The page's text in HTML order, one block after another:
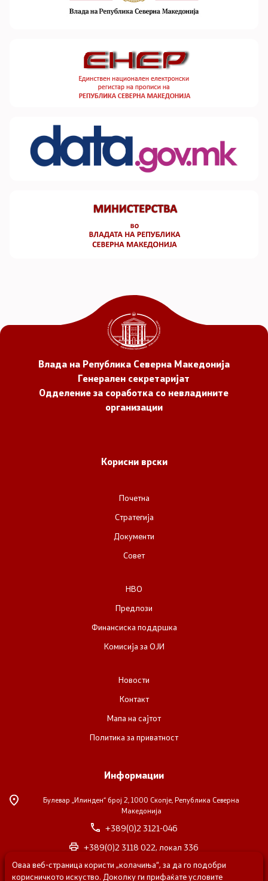
Влада на Република Северна Македонија
Генерален секретаријат
Одделение за соработка со невладините
организации
Корисни врски
Почетна
Стратегија
Документи
Совет
НВО
Предлози
Финансиска поддршка
Комисија за ОЈИ
Новости
Контакт
Мапа на сајтот
Политика за приватност
Информации
Булевар „Илинден“ број 2, 1000 Скопје, Република Северна
Македонија
+389(0)2 3121-046
+389(0)2 3118 022, локал 336
nvosorabotka@gs.gov.mk
Оваа веб-страница користи „колачиња“, за да го подобри
корисничкото искуство. Доколку ги прифаќате условите